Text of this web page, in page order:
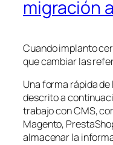
migración
Cuando implanto
que cambiar las
Una forma rápida
descrito a
trabajo con CMS,
Magento,
almacenar la